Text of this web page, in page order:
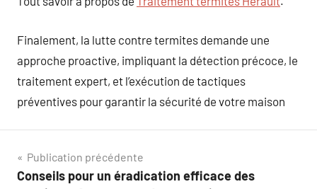
Finalement, la lutte contre termites demande une
approche proactive, impliquant la détection précoce, le
traitement expert, et l’exécution de tactiques
préventives pour garantir la sécurité de votre maison
Navigation
Publication précédente
Conseils pour un éradication efficace des